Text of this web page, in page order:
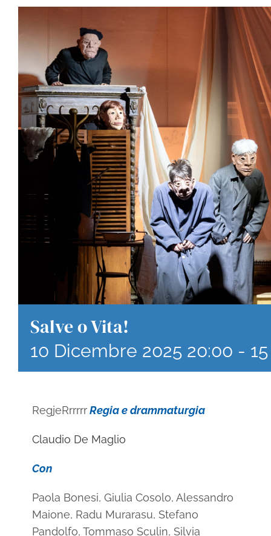
Salve o Vita!
10 Dicembre 2025 20:00 -
RegjeRrrrrrRegia e drammaturgia
Claudio De Maglio
Con
Paola Bonesi, Giulia Cosolo, Alessandro
Maione, Radu Murarasu, Stefano
Pandolfo, Tommaso Sculin, Silvia